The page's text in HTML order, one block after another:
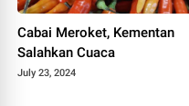
Cabai Meroket, Kementan
Salahkan Cuaca
July 23, 2024